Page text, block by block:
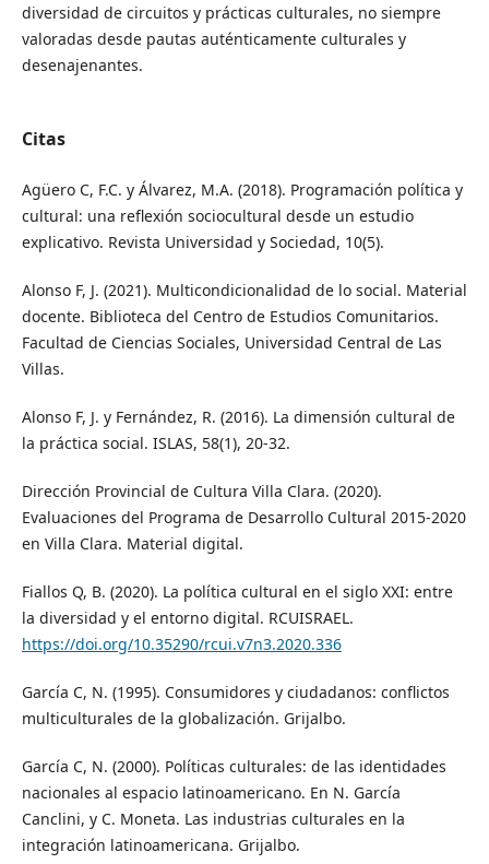
diversidad de circuitos y prácticas culturales, no siempre
valoradas desde pautas auténticamente culturales y
desenajenantes.
Citas
Agüero C, F.C. y Álvarez, M.A. (2018). Programación política y
cultural: una reflexión sociocultural desde un estudio
explicativo. Revista Universidad y Sociedad, 10(5).
Alonso F, J. (2021). Multicondicionalidad de lo social. Material
docente. Biblioteca del Centro de Estudios Comunitarios.
Facultad de Ciencias Sociales, Universidad Central de Las
Villas.
Alonso F, J. y Fernández, R. (2016). La dimensión cultural de
la práctica social. ISLAS, 58(1), 20-32.
Dirección Provincial de Cultura Villa Clara. (2020).
Evaluaciones del Programa de Desarrollo Cultural 2015-2020
en Villa Clara. Material digital.
Fiallos Q, B. (2020). La política cultural en el siglo XXI: entre
la diversidad y el entorno digital. RCUISRAEL.
https://doi.org/10.35290/rcui.v7n3.2020.336
García C, N. (1995). Consumidores y ciudadanos: conflictos
multiculturales de la globalización. Grijalbo.
García C, N. (2000). Políticas culturales: de las identidades
nacionales al espacio latinoamericano. En N. García
Canclini, y C. Moneta. Las industrias culturales en la
integración latinoamericana. Grijalbo.